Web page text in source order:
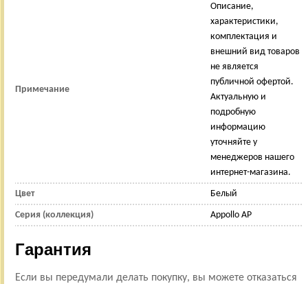
Примечание
Описание,
характеристики,
комплектация и
внешний вид товаров
не является
публичной офертой.
Актуальную и
подробную
информацию
уточняйте у
менеджеров нашего
интернет-магазина.
Цвет Белый
Серия (коллекция) Appollo AP
Гарантия
Если вы передумали делать покупку, вы можете отказаться